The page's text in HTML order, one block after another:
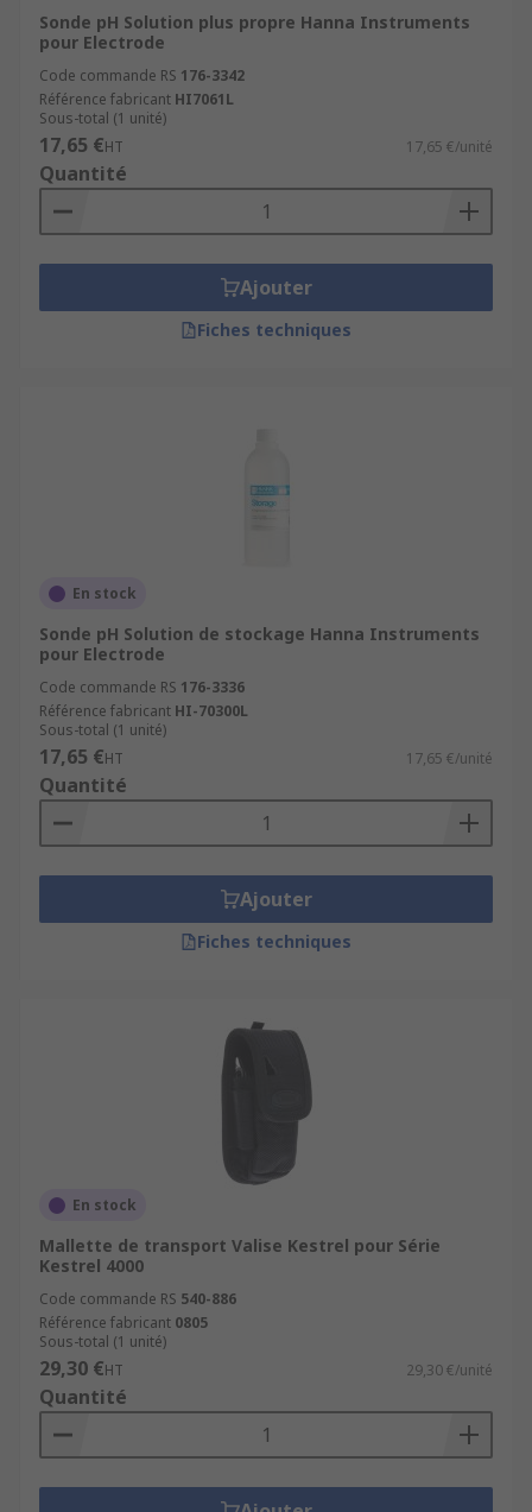
Sonde pH Solution plus propre Hanna Instruments
pour Electrode
Code commande RS 176-3342
Référence fabricant HI7061L
Sous-total (1 unité)
17,65 €HT 17,65 €/unité
Quantité
Ajouter
Fiches techniques
En stock
Sonde pH Solution de stockage Hanna Instruments
pour Electrode
Code commande RS 176-3336
Référence fabricant HI-70300L
Sous-total (1 unité)
17,65 €HT 17,65 €/unité
Quantité
Ajouter
Fiches techniques
En stock
Mallette de transport Valise Kestrel pour Série
Kestrel 4000
Code commande RS 540-886
Référence fabricant 0805
Sous-total (1 unité)
29,30 €HT 29,30 €/unité
Quantité